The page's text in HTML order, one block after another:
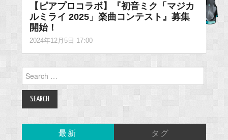
【ピアプロコラボ】『初音ミク「マジカ
ルミライ 2025」楽曲コンテスト』募集
開始！
2024年12月5日 17:00
for:
最新 タグ